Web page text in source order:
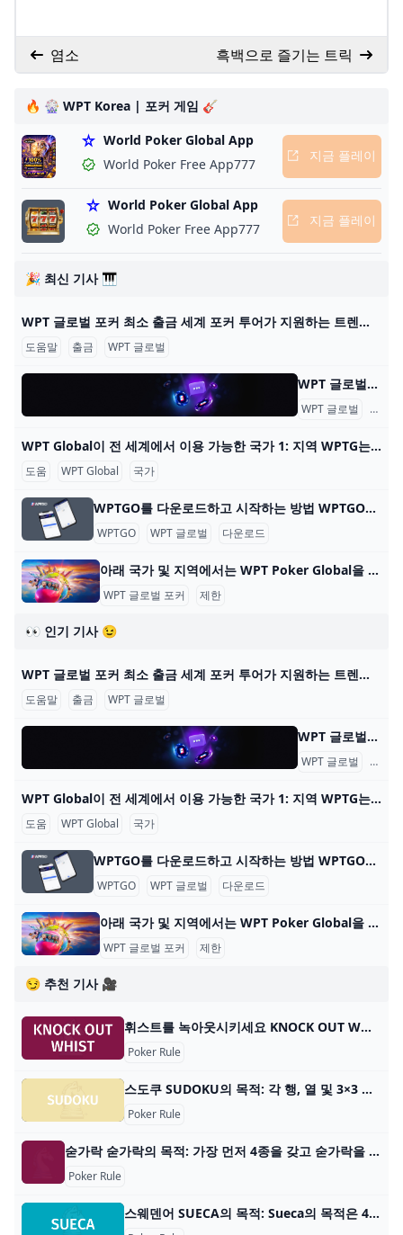
염소 흑백으로 즐기는 트릭
🔥 🎡 WPT Korea | 포커 게임 🎸
World Poker Global App
World Poker Free App777
지금 플레이
World Poker Global App
World Poker Free App777
지금 플레이
🎉 최신 기사 🎹
WPT 글로벌 포커 최소 출금 세계 포커 투어가 지원하는 트렌디한 포커 플랫폼 WPT 글로벌의 혜택을 알아보세요. 원활한 게임 플레이를 위한 간편한 입출금 프로세스에 대해 배워보세요. 2022년에
도움말 출금 WPT 글로벌
WPT 글로벌 - 자주 묻는 질문: 온라인 포커 WPT 글로벌 - 자주 묻는 질문: 온라인 포커 내 계정 어떻게 게임을 시작하나요? WPT 글로벌에서 게임을 하려면, 기기에 앱을 다운로드하고 설치하세요. 이 단계를 완료한 후
WPT 글로벌 자주
WPT Global이 전 세계에서 이용 가능한 국가 1: 지역 WPTG는 다음 지역을 지원합니다: 대한민국 🇰🇷 일본 🇯🇵 베트남 🇻🇳 멕시코 🇲🇽 말레이시아 🇲🇾 인도네시아 🇮🇩 WPTG는 이러한 지역에 오프라인 부서
도움 WPT Global 국가
WPTGO를 다운로드하고 시작하는 방법 WPTGO를 다운로드하고 온라인 포커를 시작하는 방법 World Poker Tour와 관련된 온라인 포커 플랫폼인 WPTGO를 시작하는 것은 간단하고 빠릅니다. 다음의 간단한
WPTGO WPT 글로벌 다운로드
아래 국가 및 지역에서는 WPT Poker Global을 다운로드하고 플레이할 수 없습니다. WPT Global Poker는 100개 이상의 국가에서 플레이어가 접속할 수 있지만 현지 규정에 따른 특정 제한 사항이 있습니다. 아래 국가 및 지역에서 WPT Poker Global을 다운
WPT 글로벌 포커 제한
👀 인기 기사 😉
WPT 글로벌 포커 최소 출금 세계 포커 투어가 지원하는 트렌디한 포커 플랫폼 WPT 글로벌의 혜택을 알아보세요. 원활한 게임 플레이를 위한 간편한 입출금 프로세스에 대해 배워보세요. 2022년에
도움말 출금 WPT 글로벌
WPT 글로벌 - 자주 묻는 질문: 온라인 포커 WPT 글로벌 - 자주 묻는 질문: 온라인 포커 내 계정 어떻게 게임을 시작하나요? WPT 글로벌에서 게임을 하려면, 기기에 앱을 다운로드하고 설치하세요. 이 단계를 완료한 후
WPT 글로벌 자주
WPT Global이 전 세계에서 이용 가능한 국가 1: 지역 WPTG는 다음 지역을 지원합니다: 대한민국 🇰🇷 일본 🇯🇵 베트남 🇻🇳 멕시코 🇲🇽 말레이시아 🇲🇾 인도네시아 🇮🇩 WPTG는 이러한 지역에 오프라인 부서
도움 WPT Global 국가
WPTGO를 다운로드하고 시작하는 방법 WPTGO를 다운로드하고 온라인 포커를 시작하는 방법 World Poker Tour와 관련된 온라인 포커 플랫폼인 WPTGO를 시작하는 것은 간단하고 빠릅니다. 다음의 간단한
WPTGO WPT 글로벌 다운로드
아래 국가 및 지역에서는 WPT Poker Global을 다운로드하고 플레이할 수 없습니다. WPT Global Poker는 100개 이상의 국가에서 플레이어가 접속할 수 있지만 현지 규정에 따른 특정 제한 사항이 있습니다. 아래 국가 및 지역에서 WPT Poker Global을 다운
WPT 글로벌 포커 제한
😏 추천 기사 🎥
휘스트를 녹아웃시키세요 KNOCK OUT WHIST의 목적: Knock Out Whist의 목적은 게임의 마지막 트릭에서 승리하거나 마지막으로 살아남는 플레이어가 되는 것입니다. 플레이어 수: 2~7명 재료
Poker Rule
스도쿠 SUDOKU의 목적: 각 행, 열 및 3×3 하위 그리드에 반복 없이 숫자 1-9가 포함되도록 9×9 그리드를 채웁니다. 플레이어 수: 1명 이상 재료: 펜 또는 연필,
Poker Rule
숟가락 숟가락의 목적: 가장 먼저 4종을 갖고 숟가락을 집으세요. 플레이어 수: 3~13명 스푼 재료: 52장 카드 덱, 스푼(플레이어 수보다 1개 적음) 게임 유형: 카드
Poker Rule
스웨덴어 SUECA의 목적: Sueca의 목적은 4개의 게임 포인트를 획득하는 것입니다. 플레이어 수: 4명 재료: 1 52 카드 데크, 종이, 연필 게임 유형: 포인트 트릭 카